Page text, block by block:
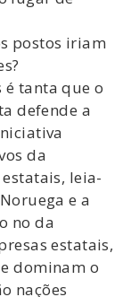
postos iriam
é tanta que o
defende a
da
leia-
e a
no da
estatais,
dominam o
nações